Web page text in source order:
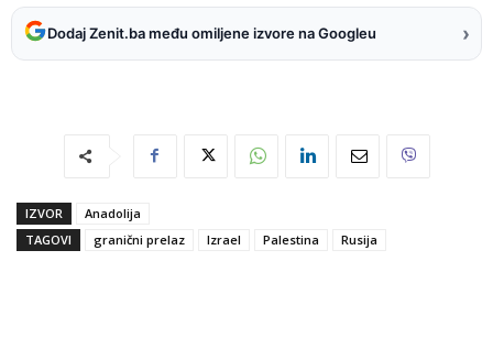
Dodaj Zenit.ba među omiljene izvore na Googleu ›
IZVOR
Anadolija
TAGOVI
granični prelaz Izrael Palestina Rusija